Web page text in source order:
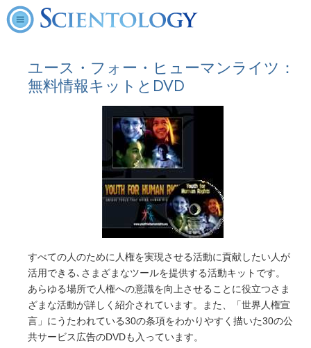
ユース・フォー・ヒューマンライツ：
無料情報キットとDVD
すべての人のために人権を実現させる活動に貢献したい人が
活用できる､さまざまなツールを提供する活動キットです。
あらゆる場所で人権への意識を向上させることに役立つさま
ざまな活動が詳しく紹介されています。また、「世界人権宣
言」にうたわれている30の条項をわかりやすく描いた30の公
共サービス広告のDVDも入っています。